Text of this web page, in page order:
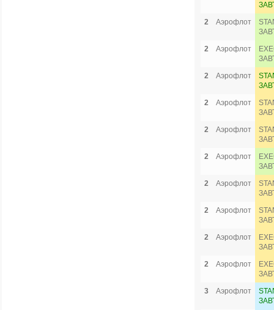
2
Аэрофлот
2
Аэрофлот
2
Аэрофлот
2
Аэрофлот
2
Аэрофлот
2
Аэрофлот
2
Аэрофлот
2
Аэрофлот
2
Аэрофлот
2
Аэрофлот
3
Аэрофлот